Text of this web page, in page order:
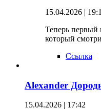
15.04.2026 |
Теперь первый
который
Ссылка
Alexander
15.04.2026 | 17:42